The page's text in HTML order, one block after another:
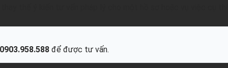
thay thế ý kiến tư vấn pháp lý cho một hồ sơ hoặc vụ việc cụ
0903.958.588 để được tư vấn.